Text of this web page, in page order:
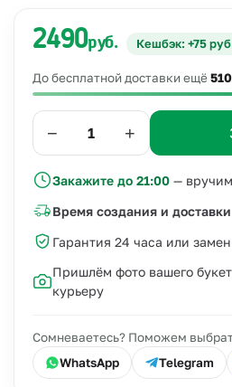
2490руб. Кешбэк: +75
До бесплатной доставки ещё
− +
Закажите до 21:00 —
Время создания и
Гарантия 24 часа или
Пришлём фото вашего
курьеру
Сомневаетесь? Поможем
WhatsApp
Telegram